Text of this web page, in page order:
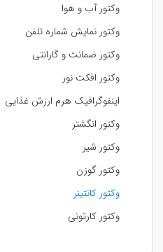
وکتور آب و هوا
وکتور نمایش شماره تلفن
وکتور ضمانت و گارانتی
وکتور افکت نور
اینفوگرافیک هرم ارزش غذایی
وکتور انگشتر
وکتور شیر
وکتور گوزن
وکتور کانتینر
وکتور کارتونی